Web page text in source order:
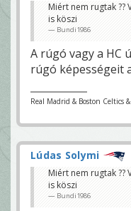
Miért nem rugtak ??
is köszi
Bundi1986
A rúgó vagy a HC
rúgó képességeit
Real Madrid & Boston Celtics
Lúdas Solymi
Miért nem rugtak ??
is köszi
Bundi1986